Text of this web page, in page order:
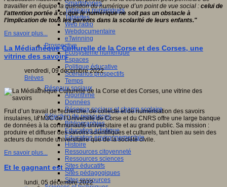
Smartphones
Tableaux numériques
Tablettes
Web radio
Webdocumentaire
eTwinning
Prospective
Ecosystème numérique
Espaces
Politique éducative
Scénarios prospectifs
Temps
Réseaux sociaux
Algorithme
Données
Réseaux sociaux et champ scolaire
Sélection de ressources
Bibliographies
Education artistique
Education environnementale
Histoire
Ressources citoyenneté
Ressources sciences
Sites éducatifs
Sites pédagogiques
Sites ressources
travailler en équipe la question du numérique d’un point de vue social : celui de
l’attention portée à ce que le numérique ne soit pas un obstacle à
l’implication de tous les parents dans la scolarité de leurs enfants."
En savoir plus...
La Médiathèque Culturelle de la Corse et des Corses, une
vitrine des savoirs
vendredi, 09 décembre 2022
Brèves
Fruit d’un travail de recherche, de collecte et de numérisation des savoirs
insulaires, la M3C de l’Université de Corse et du CNRS offre une large banque
de données à la communauté universitaire et au grand public. Sa mission :
produire et diffuser des savoirs scientifiques et culturels, tant bien au sein des
acteurs du monde universitaire que de la société civile.
En savoir plus...
Et le gagnant est ….
lundi, 05 décembre 2022